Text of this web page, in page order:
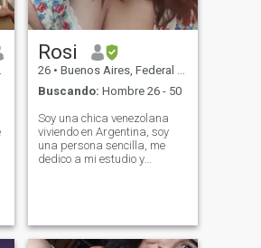
Rosi
26 • Buenos Aires, Federal District, Argentina
Buscando: Hombre 26 - 50
Soy una chica venezolana
viviendo en Argentina, soy
una persona sencilla, me
dedico a mi estudio y
los niños y me gustaria tener
hijos, soy una chica dulce